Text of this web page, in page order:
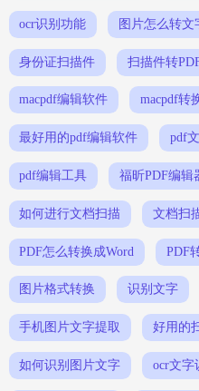
ocr识别功能 图片怎么转文
身份证扫描件 扫描件转
macpdf编辑软件 macpdf转
最好用的pdf编辑软件 pdf
pdf编辑工具 福昕PDF编辑
如何进行文档扫描 文档扫
PDF怎么转换成Word PDF
图片格式转换 识别文字
手机图片文字提取 好用的
如何识别图片文字 ocr文字